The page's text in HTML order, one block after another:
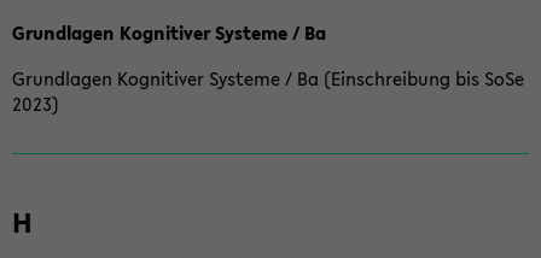
Grundlagen Kognitiver Systeme / Ba
Grundlagen Kognitiver Systeme / Ba (Einschreibung bis SoSe
2023)
H